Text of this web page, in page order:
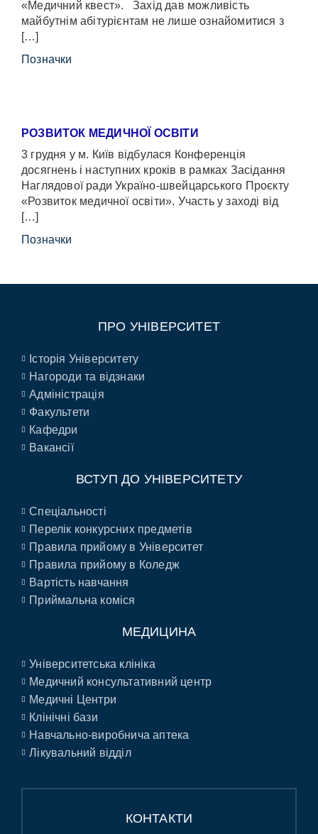
«Медичний квест». Захід дав можливість
майбутнім абітурієнтам не лише ознайомитися з
[…]
Позначки
РОЗВИТОК МЕДИЧНОЇ ОСВІТИ
3 грудня у м. Київ відбулася Конференція
досягнень і наступних кроків в рамках Засідання
Наглядової ради Україно-швейцарського Проєкту
«Розвиток медичної освіти». Участь у заході від
[…]
Позначки
ПРО УНІВЕРСИТЕТ
Історія Університету
Нагороди та відзнаки
Адміністрація
Факультети
Кафедри
Вакансії
ВСТУП ДО УНІВЕРСИТЕТУ
Спеціальності
Перелік конкурсних предметів
Правила прийому в Університет
Правила прийому в Коледж
Вартість навчання
Приймальна коміся
МЕДИЦИНА
Університетська клініка
Медичний консультативний центр
Медичні Центри
Клінічні бази
Навчально-виробнича аптека
Лікувальний відділ
КОНТАКТИ